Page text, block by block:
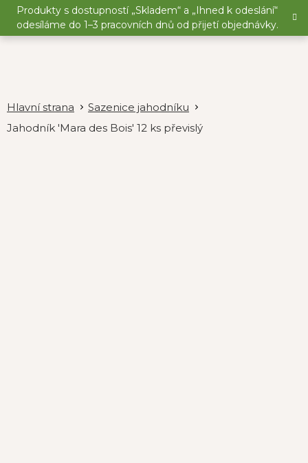
Přejít
obsah
Produkty s dostupností „Skladem“ a „Ihned k odeslání“
odesíláme do 1–3 pracovních dnů od přijetí objednávky.
Sazenice jahodníku
Jahodník 'Mara des Bois' 12 ks převislý